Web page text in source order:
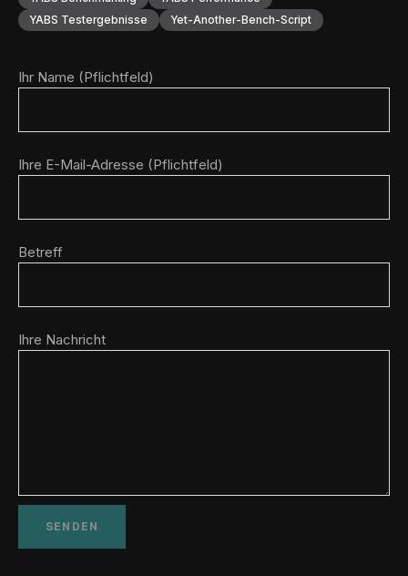
YABS Testergebnisse
Yet-Another-Bench-Script
Ihr Name (Pflichtfeld)
Ihre E-Mail-Adresse (Pflichtfeld)
Betreff
Ihre Nachricht